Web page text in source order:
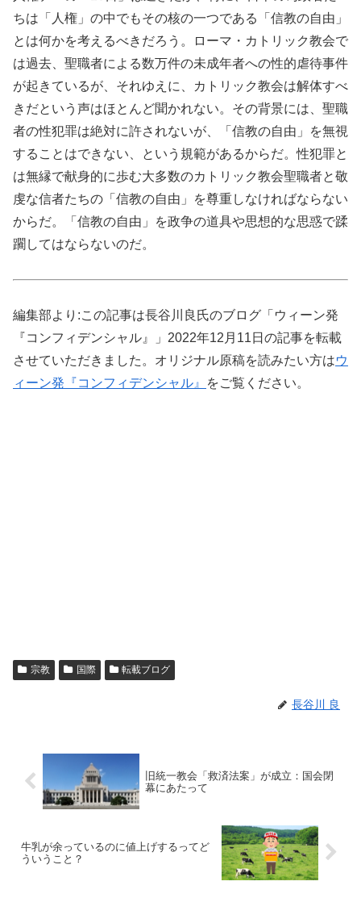
ちは「人権」の中でもその核の一つである「信教の自由」
とは何かを考えるべきだろう。ローマ・カトリック教会で
は過去、聖職者による数万件の未成年者への性的虐待事件
が起きているが、それゆえに、カトリック教会は解体すべ
きだという声はほとんど聞かれない。その背景には、聖職
者の性犯罪は絶対に許されないが、「信教の自由」を無視
することはできない、という規範があるからだ。性犯罪と
は無縁で献身的に歩む大多数のカトリック教会聖職者と敬
虔な信者たちの「信教の自由」を尊重しなければならない
からだ。「信教の自由」を政争の道具や思想的な思惑で蹂
躙してはならないのだ。
編集部より:この記事は長谷川良氏のブログ「ウィーン発
『コンフィデンシャル』」2022年12月11日の記事を転載
させていただきました。オリジナル原稿を読みたい方はウ
ィーン発『コンフィデンシャル』
をご覧ください。
宗教 国際 転載ブログ
長谷川 良
旧統一教会「救済法案」が成立：国会閉
幕にあたって
牛乳が余っているのに値上げするってど
ういうこと？